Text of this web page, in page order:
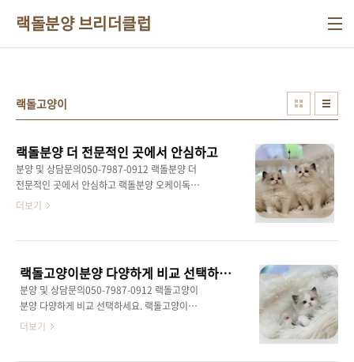
랙돌분양 브리더클럽
랙돌고양이
랙돌분양 더 전문적인 곳에서 안심하고
분양 및 상담문의050-7987-0912 랙돌분양 더
전문적인 곳에서 안심하고 랙돌분양 오케이독
정보를 찾는 분들은 랙돌이라는 품종이 가진 생
이 중요해요. 랙돌은 이름 그대로 안으면 힘을 빼
는 듯한 부드러운 성향으로 잘 알려진 고양이에
요. 전반적으로 긴장도가 낮고 사람의 손길에 대
한 거부감이 적어 가정 내에서 안정적인 동반이
가능한 품종으로 자주 언급돼요. 체형은 중대형
러운 편이에요. 점프나 급격한 활동보다는 바닥
더보기
랙돌고양이분양 다양하게 비교 선택하세요.
분양 및 상담문의050-7987-0912 랙돌고양이
분양 다양하게 비교 선택하세요. 랙돌고양이분
양 오케이독을 검색하는 분들은 품종의 성향과
더보기